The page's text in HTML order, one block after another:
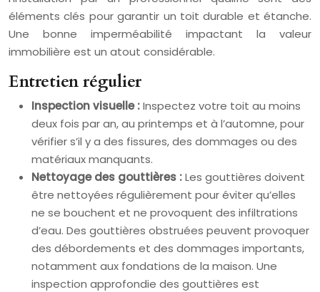
éléments clés pour garantir un toit durable et étanche.
Une bonne imperméabilité impactant la valeur
immobilière est un atout considérable.
Entretien régulier
Inspection visuelle :Inspectez votre toit au moins
deux fois par an, au printemps et à l’automne, pour
vérifier s’il y a des fissures, des dommages ou des
matériaux manquants.
Nettoyage des gouttières :Les gouttières doivent
être nettoyées régulièrement pour éviter qu’elles
ne se bouchent et ne provoquent des infiltrations
d’eau. Des gouttières obstruées peuvent provoquer
des débordements et des dommages importants,
notamment aux fondations de la maison. Une
inspection approfondie des gouttières est